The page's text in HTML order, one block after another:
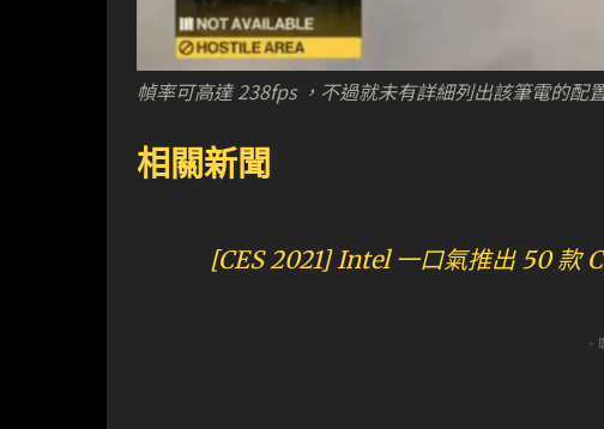
幀率可高達 238fps ，不過就未有詳細列出該筆電的配
相關新聞
[CES 2021] Intel 一口氣推出 50 款
-